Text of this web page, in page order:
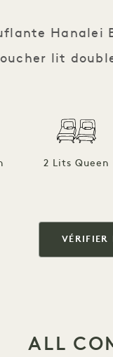
Hanalei
lit
2 Lits Queen
VÉRIFIER
ALL